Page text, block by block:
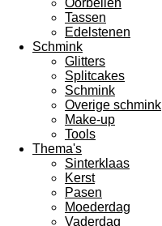
Oorbellen
Tassen
Edelstenen
Schmink
Glitters
Splitcakes
Schmink
Overige schmink
Make-up
Tools
Thema's
Sinterklaas
Kerst
Pasen
Moederdag
Vaderdag